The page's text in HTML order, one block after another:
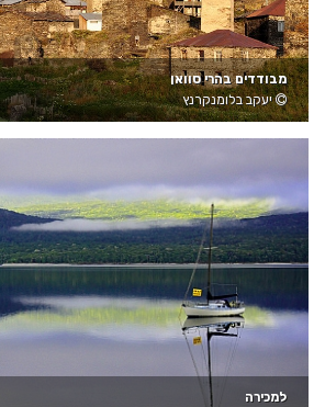
מבודדים בהרי סוואן
יעקב בלומנקרנץ
למכירה